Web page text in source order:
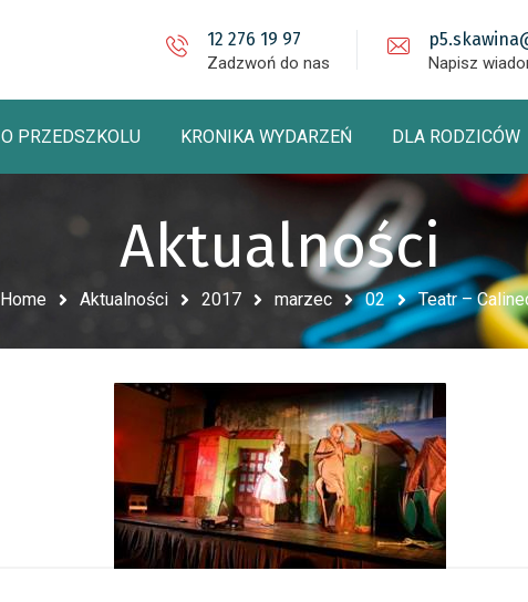
12 276 19 97
Zadzwoń do nas Napisz
O PRZEDSZKOLU KRONIKA WYDARZEŃ DLA RODZICÓW
Aktualności
Home Aktualności 2017 marzec 02 Teatr –